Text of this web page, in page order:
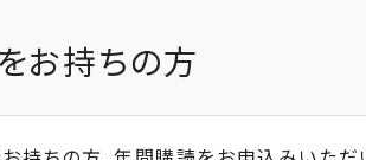
お持ちの方